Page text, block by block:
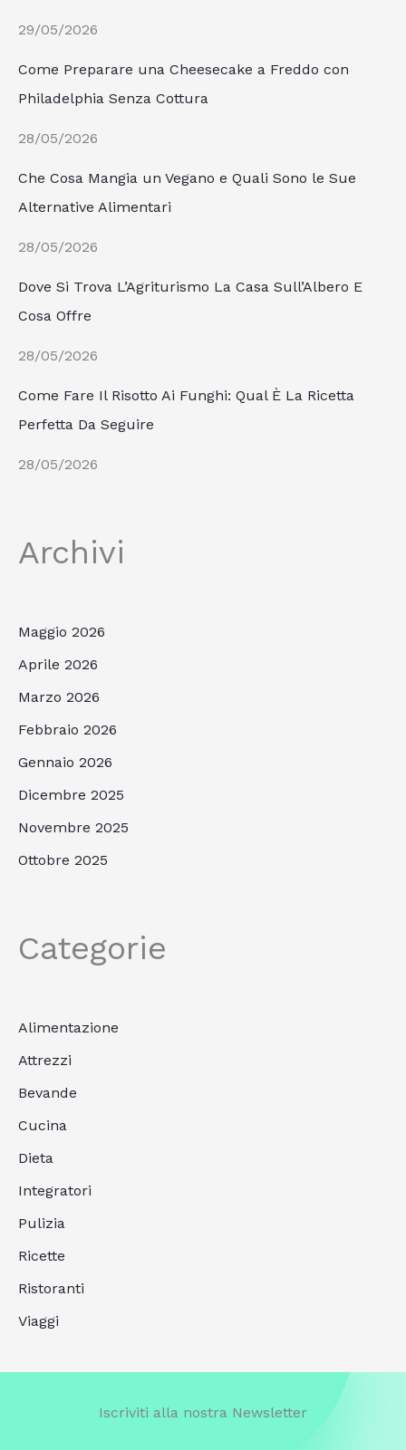
29/05/2026
Come Preparare una Cheesecake a Freddo con
Philadelphia Senza Cottura
28/05/2026
Che Cosa Mangia un Vegano e Quali Sono le Sue
Alternative Alimentari
28/05/2026
Dove Si Trova L’Agriturismo La Casa Sull’Albero E
Cosa Offre
28/05/2026
Come Fare Il Risotto Ai Funghi: Qual È La Ricetta
Perfetta Da Seguire
28/05/2026
Archivi
Maggio 2026
Aprile 2026
Marzo 2026
Febbraio 2026
Gennaio 2026
Dicembre 2025
Novembre 2025
Ottobre 2025
Categorie
Alimentazione
Attrezzi
Bevande
Cucina
Dieta
Integratori
Pulizia
Ricette
Ristoranti
Viaggi
Iscriviti alla nostra Newsletter